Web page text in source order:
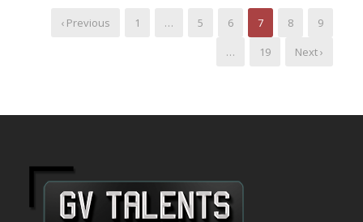
‹ Previous 1 … 5 6 7 8
9
…
19 Next ›